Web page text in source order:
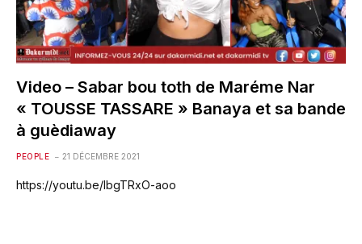
Video – Sabar bou toth de Maréme Nar
« TOUSSE TASSARE » Banaya et sa bande
à guèdiaway
PEOPLE 21 DÉCEMBRE 2021
https://youtu.be/lbgTRxO-aoo